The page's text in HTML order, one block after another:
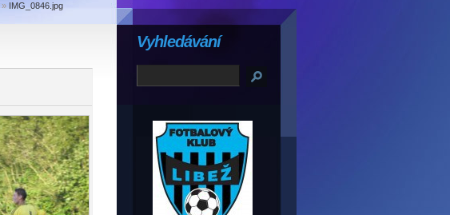
» IMG_0846.jpg
Vyhledávání